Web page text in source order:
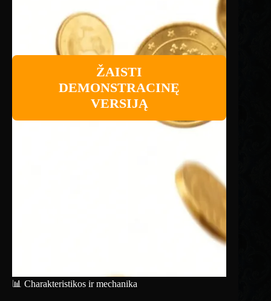
ŽAISTI
DEMONSTRACINĘ
VERSIJĄ
📊 Charakteristikos ir mechanika